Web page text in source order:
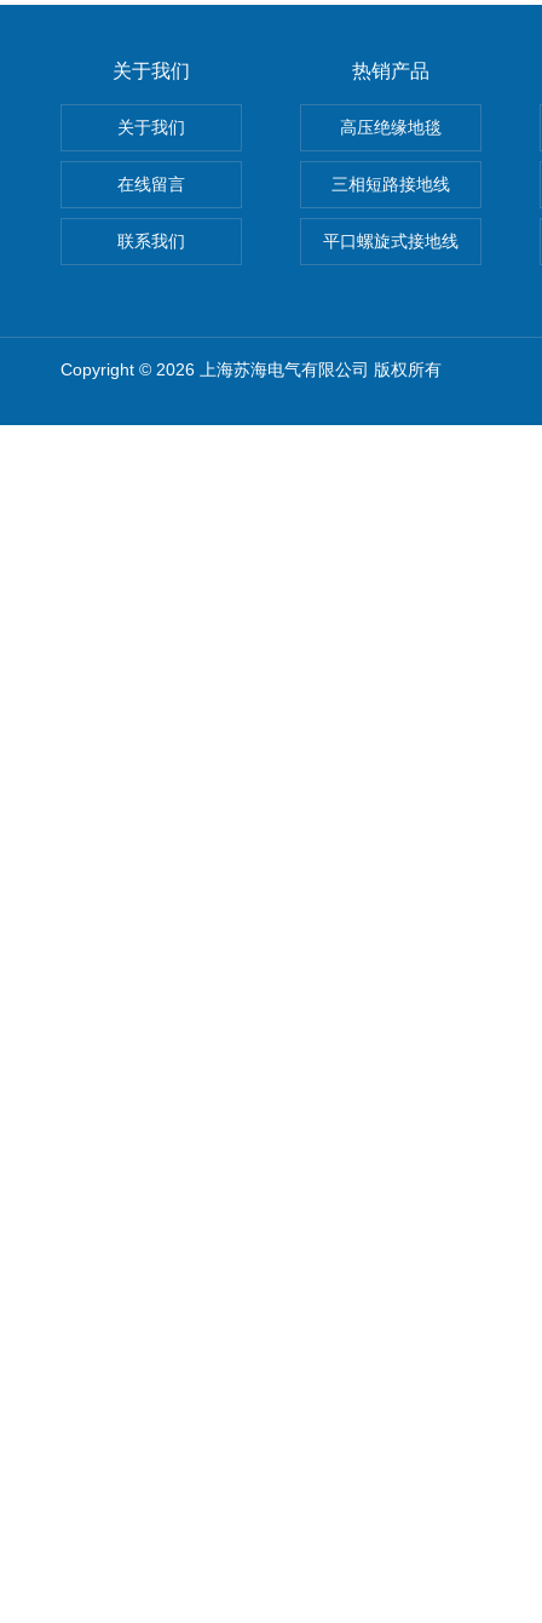
关于我们
关于我们
在线留言
联系我们
热销产品
高压绝缘地毯
三相短路接地线
平口螺旋式接地线
Copyright © 2026 上海苏海电气有限公司 版权所有